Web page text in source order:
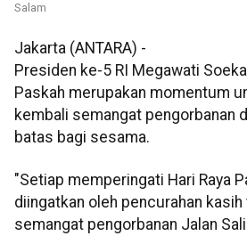
Salam
Jakarta (ANTARA) -
Presiden ke-5 RI Megawati
Paskah merupakan momentum
kembali semangat pengorbanan
batas bagi sesama.
"Setiap memperingati Hari Raya
diingatkan oleh pencurahan
semangat pengorbanan Jalan